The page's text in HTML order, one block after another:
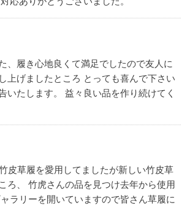
、履き心地良くて満足でしたので友人に
上げましたところ とっても喜んで下さい
たします。
益々良い品を作り続けてく
皮草履を愛用してましたが新しい竹皮草
ろ、
竹虎さんの品を見つけ去年から使用
ラリーを開いていますので皆さん草履に